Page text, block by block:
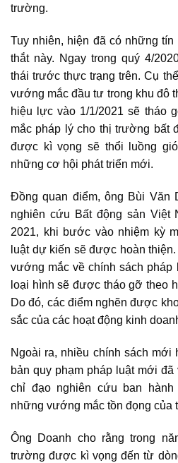
trường.
Tuy nhiên, hiện đã có những
thắt này. Ngay trong quý 4/
thái trước thực trạng trên. Cụ
vướng mắc đầu tư trong khu đô
hiệu lực vào 1/1/2021 sẽ tháo
mắc pháp lý cho thị trường bất
được kì vọng sẽ thổi luồng
những cơ hội phát triển mới.
Đồng quan điểm, ông Bùi Văn
nghiên cứu Bất động sản Việt
2021, khi bước vào nhiệm kỳ
luật dự kiến sẽ được hoàn
vướng mắc về chính sách pháp
loại hình sẽ được tháo gỡ theo
Do đó, các điểm nghẽn được
sắc của các hoạt động kinh
Ngoài ra, nhiều chính sách mới
bản quy phạm pháp luật mới
chỉ đạo nghiên cứu ban
những vướng mắc tồn đọng của
Ông Doanh cho rằng trong
trường được kì vọng đến từ